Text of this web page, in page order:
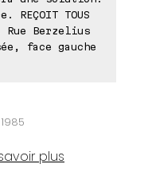
TOUS
Rue Berzelius
face gauche
plus